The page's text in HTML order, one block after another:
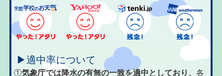
▶適中率について
①気象庁では降水の有無の一致を適中としており、各